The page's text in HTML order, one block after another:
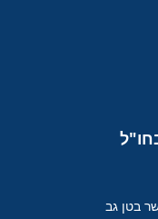
בטן גב